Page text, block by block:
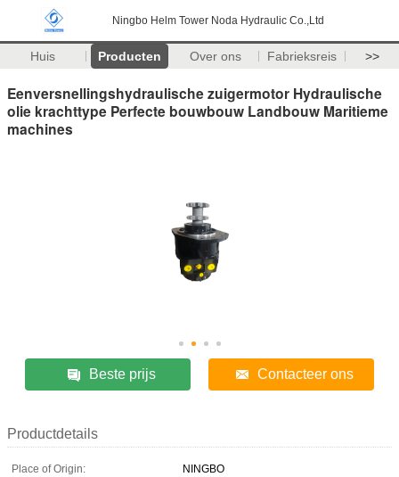
Ningbo Helm Tower Noda Hydraulic Co.,Ltd
Huis Producten Over ons Fabrieksreis >>
Eenversnellingshydraulische zuigermotor Hydraulische
olie krachttype Perfecte bouwbouw Landbouw Maritieme
machines
Beste prijs Contacteer ons
Productdetails
Place of Origin:
NINGBO